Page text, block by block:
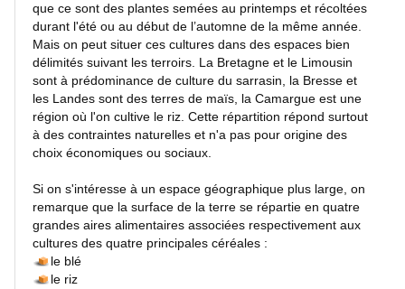
Blog
Photo
Infos
direct
RSS
Forum
photo
numérique
que ce sont des plantes semées au printemps et récoltées
durant l'été ou au début de l’automne de la même année.
Mais on peut situer ces cultures dans des espaces bien
délimités suivant les terroirs. La Bretagne et le Limousin
sont à prédominance de culture du sarrasin, la Bresse et
les Landes sont des terres de maïs, la Camargue est une
région où l'on cultive le riz. Cette répartition répond surtout
à des contraintes naturelles et n'a pas pour origine des
choix économiques ou sociaux.
Si on s'intéresse à un espace géographique plus large, on
remarque que la surface de la terre se répartie en quatre
grandes aires alimentaires associées respectivement aux
cultures des quatre principales céréales :
le blé
le riz